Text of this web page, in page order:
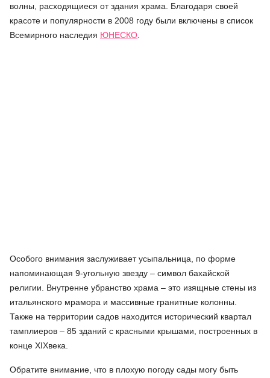
волны, расходящиеся от здания храма. Благодаря своей
красоте и популярности в 2008 году были включены в список
Всемирного наследия ЮНЕСКО
Особого внимания заслуживает усыпальница, по форме
напоминающая 9-угольную звезду – символ бахайской
религии. Внутренне убранство храма – это изящные стены из
итальянского мрамора и массивные гранитные колонны.
Также на территории садов находится исторический квартал
тамплиеров – 85 зданий с красными крышами, построенных в
конце XIXвека.
Обратите внимание, что в плохую погоду сады могу быть